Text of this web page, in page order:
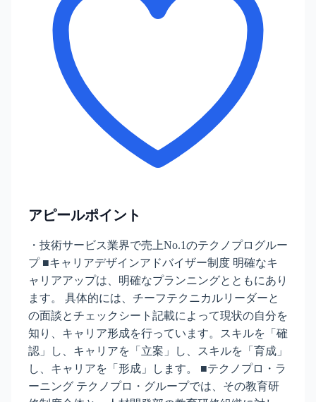
アピールポイント
・技術サービス業界で売上No.1のテクノプログルー
プ ■キャリアデザインアドバイザー制度 明確なキ
ャリアアップは、明確なプランニングとともにあり
ます。 具体的には、チーフテクニカルリーダーと
の面談とチェックシート記載によって現状の自分を
知り、キャリア形成を行っています。スキルを「確
認」し、キャリアを「立案」し、スキルを「育成」
し、キャリアを「形成」します。 ■テクノプロ・ラ
ーニング テクノプロ・グループでは、その教育研